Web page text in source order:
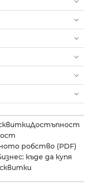
Достъпност
робство (PDF)
къде да купя